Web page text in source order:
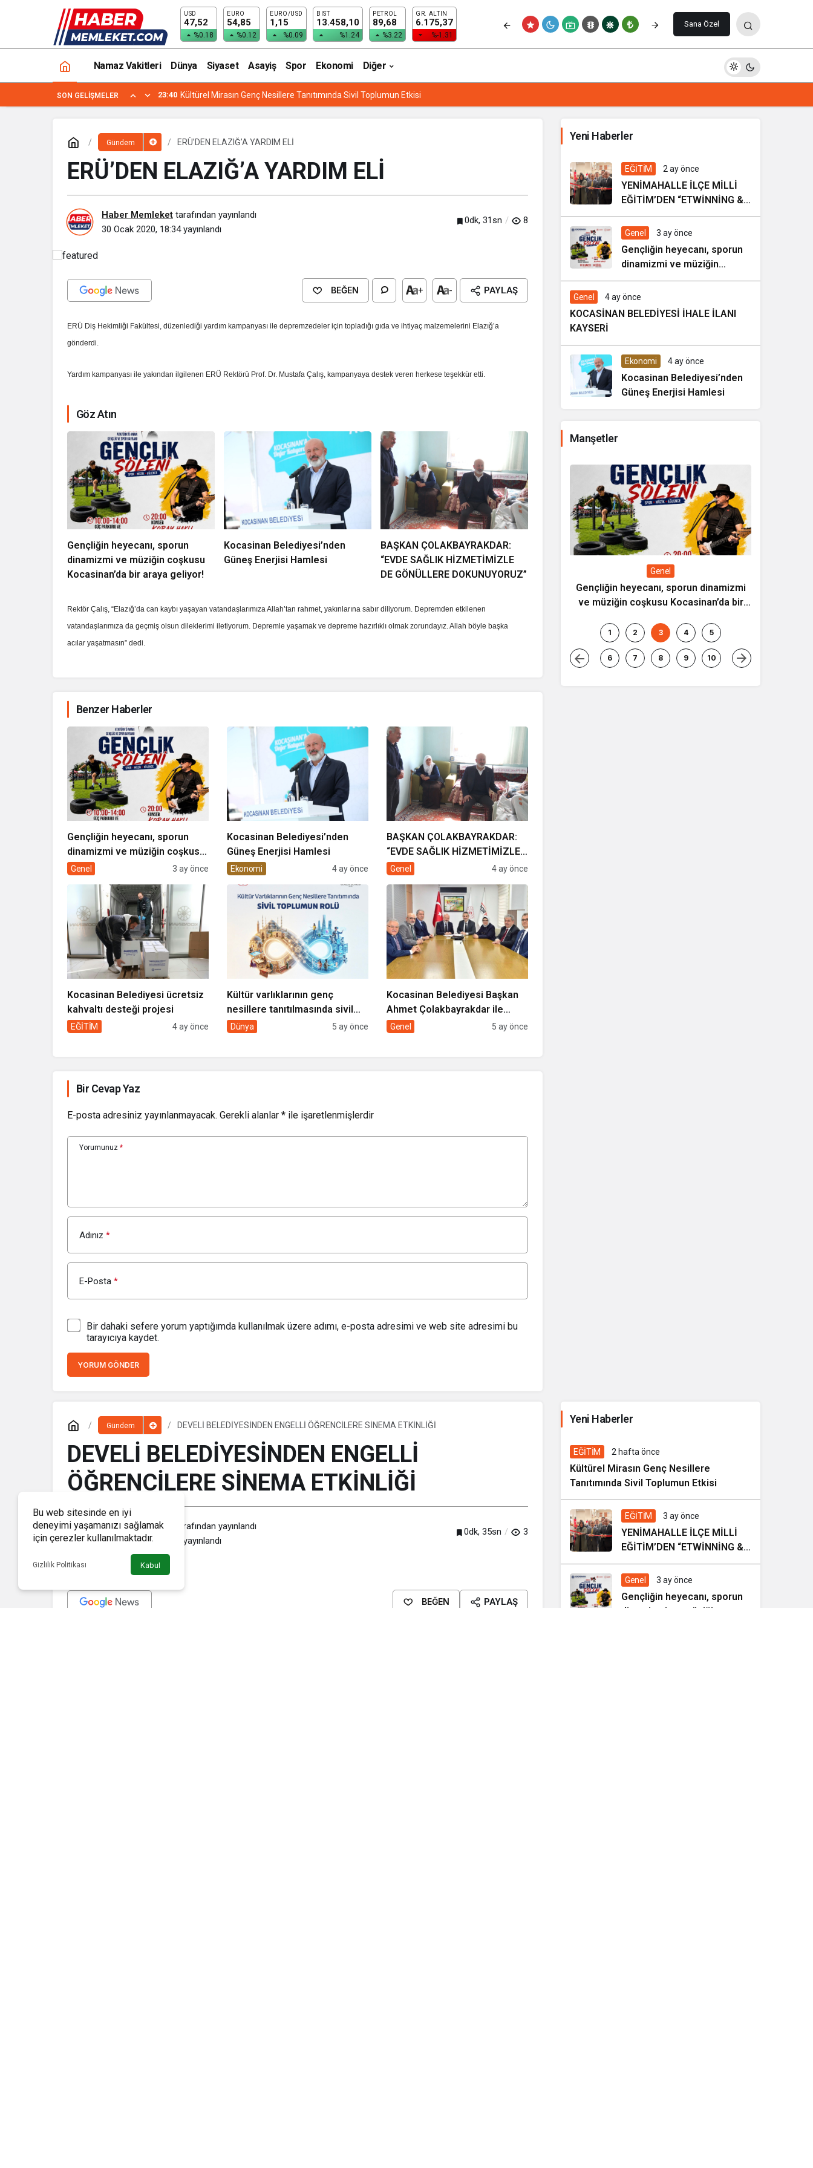
USD
47,52
%0.18
EURO
54,85
%0.12
EURO/USD
1,15
%0.09
BIST
13.458,10
%1.24
PETROL
89,68
%3.22
GR. ALTIN
6.175,37
%-1.31
Sana Özel
Namaz Vakitleri Dünya Siyaset Asayiş Spor Ekonomi Diğer
SON GELIŞMELER
Kültürel Mirasın Genç Nesillere Tanıtımında Sivil Toplumun Etkisi
Gündem ERÜ’DEN ELAZIĞ’A YARDIM ELİ
ERÜ’DEN ELAZIĞ’A YARDIM ELİ
Haber Memleket tarafından yayınlandı
30 Ocak 2020, 18:34yayınlandı
0dk, 31sn 8
BEĞEN + - PAYLAŞ
ERÜ Diş Hekimliği Fakültesi, düzenlediği yardım kampanyası ile depremzedeler için topladığı gıda ve ihtiyaç malzemelerini Elazığ’a
gönderdi.
Yardım kampanyası ile yakından ilgilenen ERÜ Rektörü Prof. Dr. Mustafa Çalış, kampanyaya destek veren herkese teşekkür etti.
Göz Atın
Gençliğin heyecanı, sporun
dinamizmi ve müziğin coşkusu
Kocasinan’da bir araya geliyor!
Kocasinan Belediyesi’nden
Güneş Enerjisi Hamlesi
BAŞKAN ÇOLAKBAYRAKDAR:
“EVDE SAĞLIK HİZMETİMİZLE
DE GÖNÜLLERE DOKUNUYORUZ”
Rektör Çalış, “Elazığ’da can kaybı yaşayan vatandaşlarımıza Allah’tan rahmet, yakınlarına sabır diliyorum. Depremden etkilenen
vatandaşlarımıza da geçmiş olsun dileklerimi iletiyorum. Depremle yaşamak ve depreme hazırlıklı olmak zorundayız. Allah böyle başka
acılar yaşatmasın” dedi.
Benzer Haberler
Gençliğin heyecanı, sporun
dinamizmi ve müziğin coşkusu
Kocasinan’da bir araya geliyor!
Genel 3 ay önce
Kocasinan Belediyesi’nden
Güneş Enerjisi Hamlesi
Ekonomi 4 ay önce
BAŞKAN ÇOLAKBAYRAKDAR:
“EVDE SAĞLIK HİZMETİMİZLE
DE GÖNÜLLERE
Genel 4 ay önce
Kocasinan Belediyesi ücretsiz
kahvaltı desteği projesi
EĞİTİM 4 ay önce
Kültür varlıklarının genç
nesillere tanıtılmasında sivil
toplumun rolü
Dünya 5 ay önce
Kocasinan Belediyesi Başkan
Ahmet Çolakbayrakdar ile
yeniliklere imza atıyor
Genel 5 ay önce
Bir Cevap Yaz
E-posta adresiniz yayınlanmayacak. Gerekli alanlar * ile işaretlenmişlerdir
Yorumunuz *
Adınız *
E-Posta *
Bir dahaki sefere yorum yaptığımda kullanılmak üzere adımı, e-posta adresimi ve web site adresimi bu
tarayıcıya kaydet.
YORUM GÖNDER
Yeni Haberler
Kültürel Mirasın Genç Nesillere
2 hafta önce
EĞİTİM 2 ay önce
YENİMAHALLE İLÇE MİLLİ
EĞİTİM’DEN “ETWİNNİNG &
HAREZMİ PROJE ŞENLİĞİ”
Genel 3 ay önce
Gençliğin heyecanı, sporun
dinamizmi ve müziğin
coşkusu Kocasinan’da bir
araya geliyor!
Genel 4 ay önce
KOCASİNAN BELEDİYESİ İHALE İLANI
KAYSERİ
Ekonomi 4 ay önce
Kocasinan Belediyesi’nden
Güneş Enerjisi Hamlesi
Manşetler
EĞİTİM
Kültürel Mirasın Genç Nesillere
Tanıtımında Sivil Toplumun Etkisi
EĞİTİM Genel
Gençliğin heyecanı, sporun dinamizmi
ve müziğin coşkusu Kocasinan’da bir
1 2 3 4 5
6 7 8 9 10
Gündem DEVELİ BELEDİYESİNDEN ENGELLİ ÖĞRENCİLERE SİNEMA ETKİNLİĞİ
DEVELİ BELEDİYESİNDEN ENGELLİ
ÖĞRENCİLERE SİNEMA ETKİNLİĞİ
Haber Memleket
tarafından yayınlandı
30 Ocak 2020, 18:34
yayınlandı
0dk, 35sn 3
BEĞEN PAYLAŞ
DEVELİ BELEDİYESİNDEN ENGELLİ ÖĞRENCİLERE SİNEMA ETKİNLİĞİ Yorum Yap Paylaş
Yeni Haberler
5 gün önce
EĞİTİM 2 hafta önce
Kültürel Mirasın Genç Nesillere
Tanıtımında Sivil Toplumun Etkisi
EĞİTİM 3 ay önce
YENİMAHALLE İLÇE MİLLİ
EĞİTİM’DEN “ETWİNNİNG &
HAREZMİ PROJE ŞENLİĞİ”
Genel 3 ay önce
Gençliğin heyecanı, sporun
dinamizmi ve müziğin
Bu web sitesinde en iyi
deneyimi yaşamanızı sağlamak
için çerezler kullanılmaktadır.
Gizlilik Politikası Kabul